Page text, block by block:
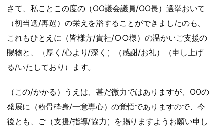
さて、私ことこの度の（ΟО議会議員/ΟО長）選挙おいて
（初当選/再選）の栄えを浴することができましたのも、
これもひとえに（皆様方/貴社/○○様）の温かいご支援の
賜物と、（厚く/心より/深く）（感謝/お礼）（申し上げ
る/いたしており）ます。
（この/かかる）うえは、甚だ微力ではありますが、ΟОの
発展に（粉骨砕身/一意専心）の覚悟でありますので、今
後とも、ご（支援/指導/協力）を賜りますようお願い申し